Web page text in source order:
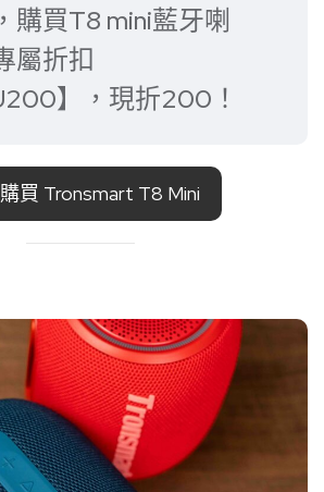
購買T8 mini藍牙喇
屬折扣
】，現折200！
買 Tronsmart T8 Mini